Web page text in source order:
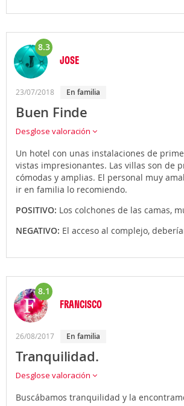
8.3
JOSE
23/07/2018 en familia
Buen Finde
Desglose valoración
Un hotel con unas instalaciones de
vistas impresionantes. Las villas son de
cómodas y amplias. El personal muy
ir en familia lo recomiendo.
POSITIVO: Los colchones de las camas,
NEGATIVO: El acceso al complejo,
8.1
FRANCISCO
26/08/2017 en familia
Tranquilidad.
Desglose valoración
Buscábamos tranquilidad y la